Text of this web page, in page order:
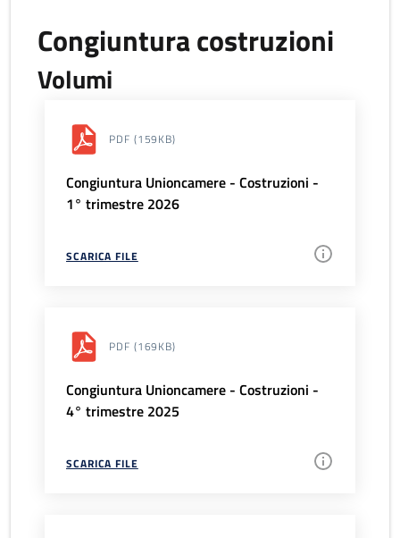
Congiuntura costruzioni
Volumi
PDF (159KB)
Congiuntura Unioncamere - Costruzioni -
1° trimestre 2026
SCARICA FILE
PDF (169KB)
Congiuntura Unioncamere - Costruzioni -
4° trimestre 2025
SCARICA FILE